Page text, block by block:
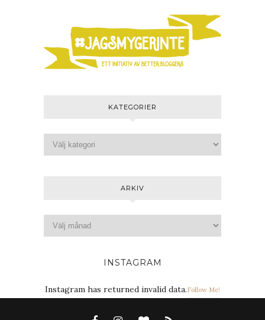
KATEGORIER
ARKIV
INSTAGRAM
Instagram has returned invalid data.Follow Me!